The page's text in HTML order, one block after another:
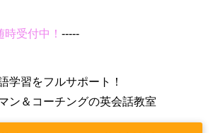
受付中！ -----
学習をフルサポート！
ン＆コーチングの英会話教室